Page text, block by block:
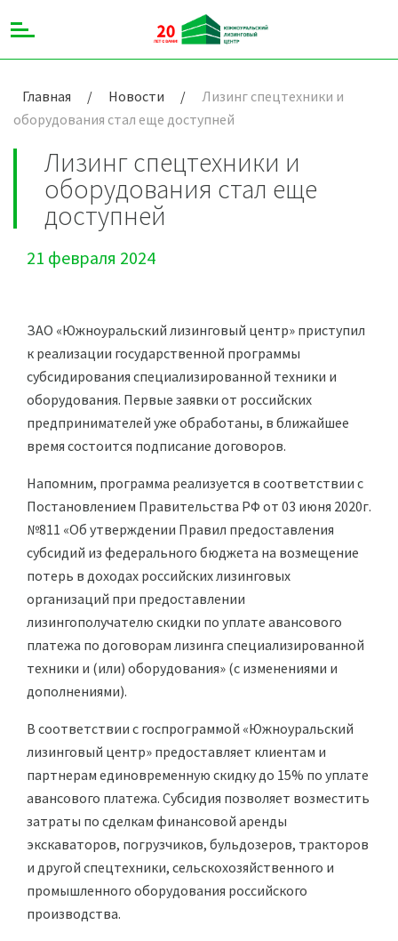
Главная / Новости /
Лизинг спецтехники и
оборудования стал еще доступней
Лизинг спецтехники и
оборудования стал еще
доступней
21 февраля 2024
ЗАО «Южноуральский лизинговый центр» приступил
к реализации государственной программы
субсидирования специализированной техники и
оборудования. Первые заявки от российских
предпринимателей уже обработаны, в ближайшее
время состоится подписание договоров.
Напомним, программа реализуется в соответствии с
Постановлением Правительства РФ от 03 июня 2020г.
№811 «Об утверждении Правил предоставления
субсидий из федерального бюджета на возмещение
потерь в доходах российских лизинговых
организаций при предоставлении
лизингополучателю скидки по уплате авансового
платежа по договорам лизинга специализированной
техники и (или) оборудования» (с изменениями и
дополнениями).
В соответствии с госпрограммой «Южноуральский
лизинговый центр» предоставляет клиентам и
партнерам единовременную скидку до 15% по уплате
авансового платежа. Субсидия позволяет возместить
затраты по сделкам финансовой аренды
экскаваторов, погрузчиков, бульдозеров, тракторов
и другой спецтехники, сельскохозяйственного и
промышленного оборудования российского
производства.